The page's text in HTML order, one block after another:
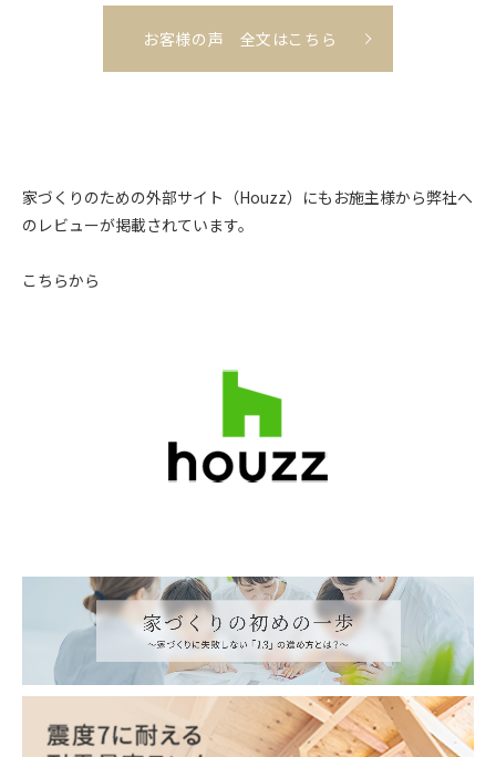
お客様の声 全文はこちら
家づくりのための外部サイト（Houzz）にもお施主様から弊社へ
のレビューが掲載されています。
こちらから